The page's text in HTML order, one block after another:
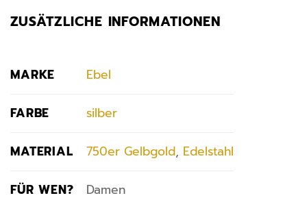
ZUSÄTZLICHE INFORMATIONEN
MARKE Ebel
FARBE silber
MATERIAL 750er Gelbgold, Edelstahl
FÜR WEN? Damen